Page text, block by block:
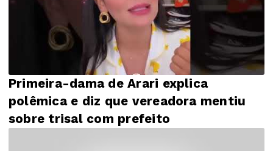
Primeira-dama de Arari explica
polêmica e diz que vereadora mentiu
sobre trisal com prefeito